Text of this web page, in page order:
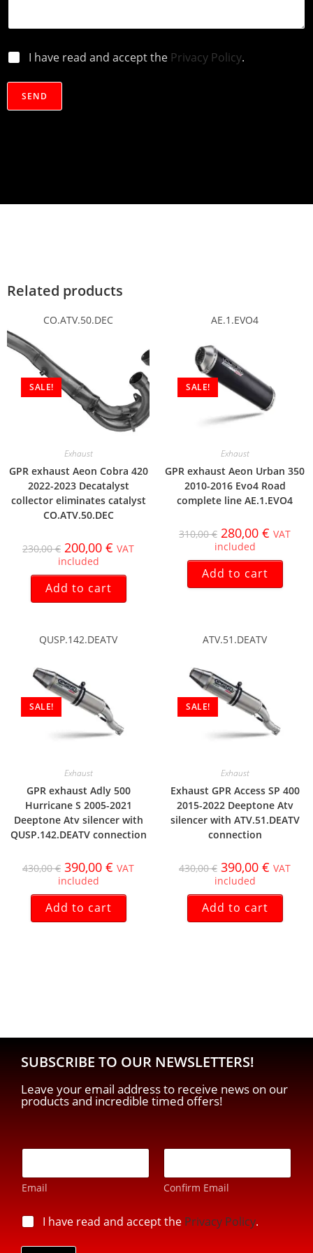
p
i
a
I have read and accept the Privacy Policy.
SEND
Related products
CO.ATV.50.DEC
SALE!
Exhaust
GPR exhaust Aeon Cobra 420
2022-2023 Decatalyst
collector eliminates catalyst
CO.ATV.50.DEC
230,00€ 200,00 € VAT
included
Add to cart
AE.1.EVO4
SALE!
Exhaust
GPR exhaust Aeon Urban 350
2010-2016 Evo4 Road
complete line AE.1.EVO4
310,00€ 280,00 € VAT
included
Add to cart
QUSP.142.DEATV
SALE!
Exhaust
GPR exhaust Adly 500
Hurricane S 2005-2021
Deeptone Atv silencer with
QUSP.142.DEATV connection
430,00€ 390,00 € VAT
included
Add to cart
ATV.51.DEATV
SALE!
Exhaust
Exhaust GPR Access SP 400
2015-2022 Deeptone Atv
silencer with ATV.51.DEATV
connection
430,00€ 390,00 € VAT
included
Add to cart
SUBSCRIBE TO OUR NEWSLETTERS!
Leave your email address to receive news on our
products and incredible timed offers!
v
y
E
m
a
l
Email Confirm Email
p
i
I have read and accept the Privacy Policy.